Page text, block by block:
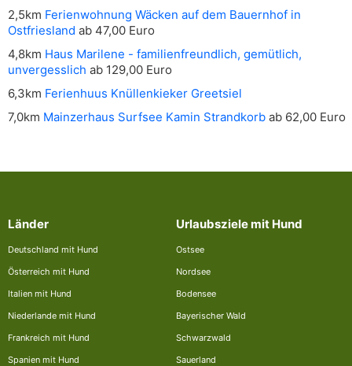
2,5km Ferienwohnung Wäcken auf dem Bauernhof in
Ostfriesland ab 47,00 Euro
4,8km Haus Marilene - familienfreundlich, gemütlich,
unvergesslich ab 129,00 Euro
6,3km Ferienhuus Knüllenkieker Greetsiel
7,0km Mainzerhaus Surfsee Kamin Strandkorb ab 62,00 Euro
Länder
Deutschland mit Hund
Österreich mit Hund
Italien mit Hund
Niederlande mit Hund
Frankreich mit Hund
Spanien mit Hund
Urlaubsziele mit Hund
Ostsee
Nordsee
Bodensee
Bayerischer Wald
Schwarzwald
Sauerland